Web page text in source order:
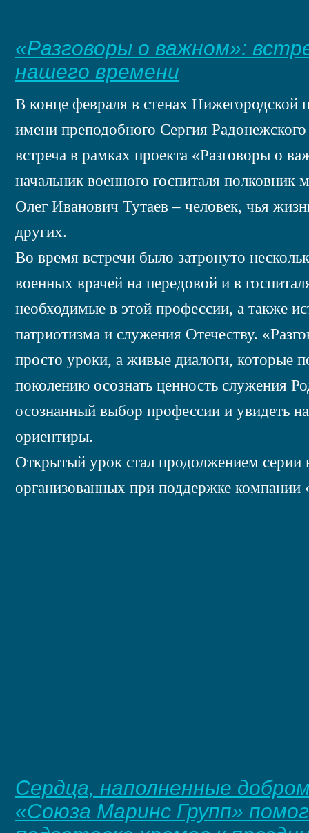
«Разговоры о важном»:
нашего времени
В конце февраля в стенах Нижегородской
имени преподобного Сергия Радонежского
встреча в рамках проекта «Разговоры о
начальник военного госпиталя
Олег Иванович Тутаев – человек, чья
других.
Во время встречи было затронуто
военных врачей на передовой и в
необходимые в этой профессии, а также
патриотизма и служения Отечеству.
просто уроки, а живые диалоги, которые
поколению осознать ценность служения
осознанный выбор профессии и увидеть
ориентиры.
Открытый урок стал продолжением серии
организованных при поддержке
Сердца, наполненные
«Союза Маринс Групп»